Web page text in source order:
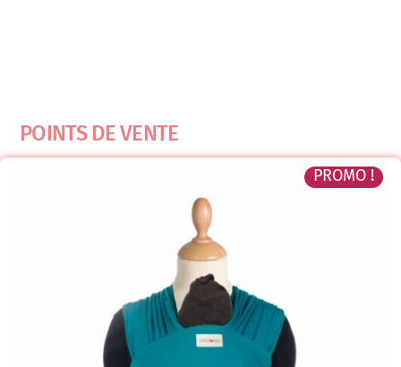
POINTS DE VENTE
PROMO !